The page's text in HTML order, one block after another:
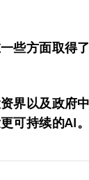
些方面取得
界以及政府
可持续的AI。